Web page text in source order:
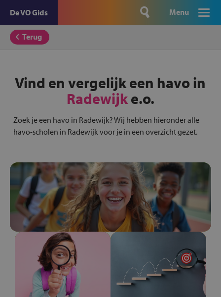
De VO Gids Menu
Terug
Vind en vergelijk een havo in
Radewijke.o.
Zoek je een havo in Radewijk? Wij hebben hieronder alle
havo-scholen in Radewijk voor je in een overzicht gezet.